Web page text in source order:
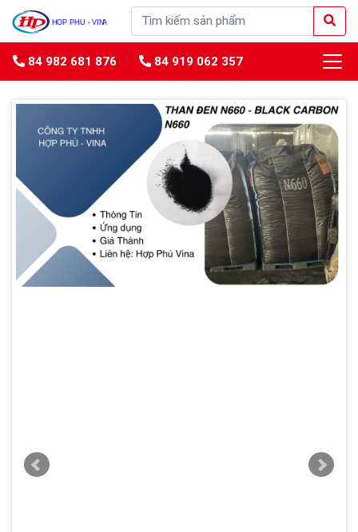
84 982 681 876 84 919 062 357